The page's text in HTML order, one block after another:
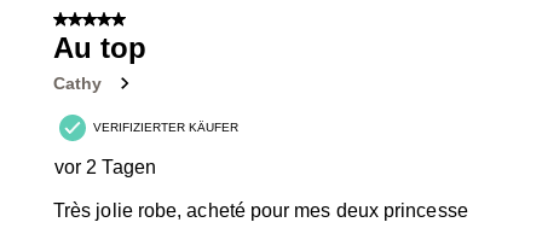
von
Bewertungen.
5 von 5 Sternen.
Au top
Cathy
VERIFIZIERTER KÄUFER
vor 2 Tagen
Très jolie robe, acheté pour mes deux princesse